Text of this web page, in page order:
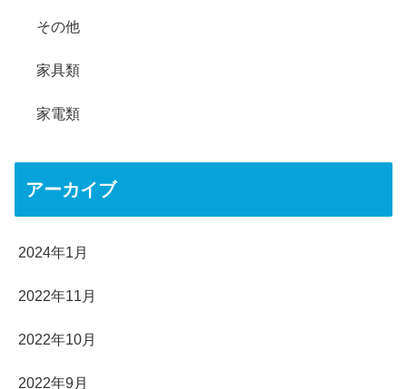
その他
家具類
家電類
アーカイブ
2024年1月
2022年11月
2022年10月
2022年9月